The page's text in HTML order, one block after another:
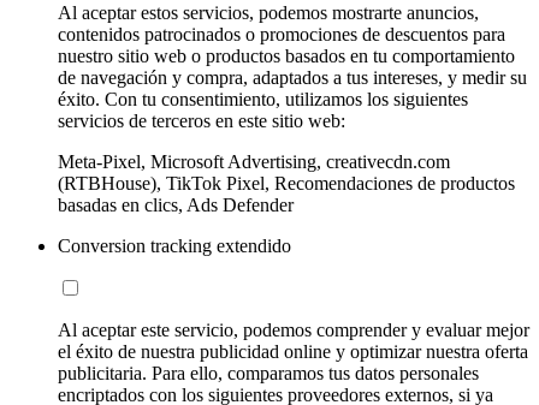
Al aceptar estos servicios, podemos mostrarte anuncios,
contenidos patrocinados o promociones de descuentos para
nuestro sitio web o productos basados en tu comportamiento
de navegación y compra, adaptados a tus intereses, y medir su
éxito. Con tu consentimiento, utilizamos los siguientes
servicios de terceros en este sitio web:
Meta-Pixel, Microsoft Advertising, creativecdn.com
(RTBHouse), TikTok Pixel, Recomendaciones de productos
basadas en clics, Ads Defender
Conversion tracking extendido
Al aceptar este servicio, podemos comprender y evaluar mejor
el éxito de nuestra publicidad online y optimizar nuestra oferta
publicitaria. Para ello, comparamos tus datos personales
encriptados con los siguientes proveedores externos, si ya